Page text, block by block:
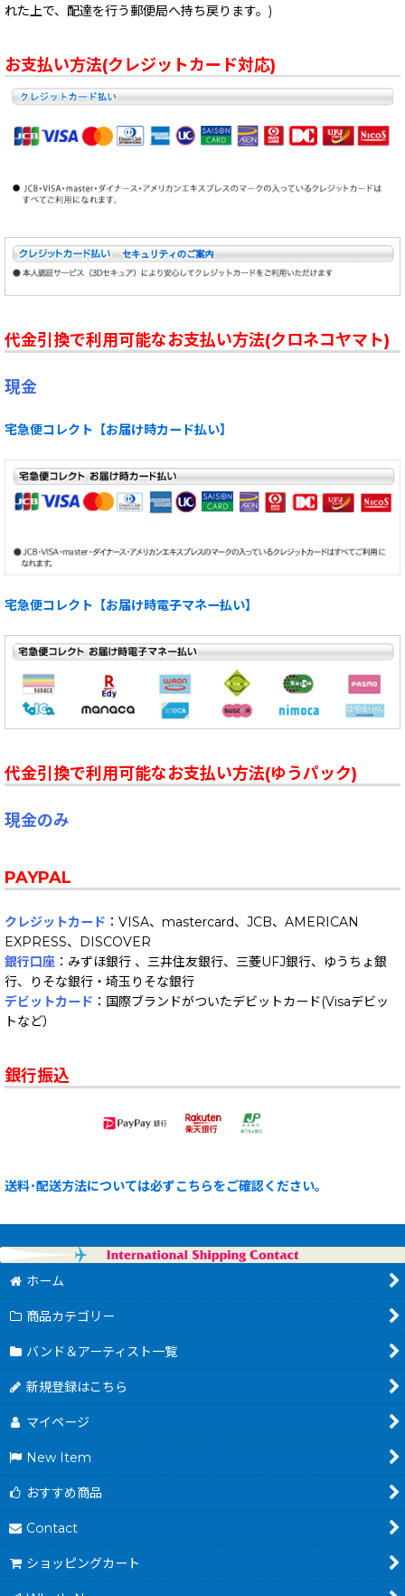
れた上で、配達を行う郵便局へ持ち戻ります。)
お支払い方法(クレジットカード対応)
代金引換で利用可能なお支払い方法(クロネコヤマト)
現金
宅急便コレクト【お届け時カード払い】
宅急便コレクト【お届け時電子マネー払い】
代金引換で利用可能なお支払い方法(ゆうパック)
現金のみ
PAYPAL
クレジットカード ：VISA、mastercard、JCB、AMERICAN
EXPRESS、DISCOVER
銀行口座 ：みずほ銀行 、三井住友銀行、三菱UFJ銀行、ゆうちょ銀
行、りそな銀行・埼玉りそな銀行
デビットカード ：国際ブランドがついたデビットカード(Visaデビッ
トなど）
銀行振込
送料･配送方法については必ずこちらをご確認ください。
ホーム
商品カテゴリー
バンド＆アーティスト一覧
新規登録はこちら
マイページ
New Item
おすすめ商品
Contact
ショッピングカート